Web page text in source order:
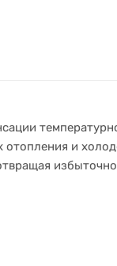
отопления и